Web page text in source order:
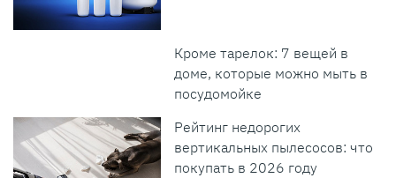
Кроме тарелок: 7 вещей в
доме, которые можно мыть в
посудомойке
Рейтинг недорогих
вертикальных пылесосов: что
покупать в 2026 году